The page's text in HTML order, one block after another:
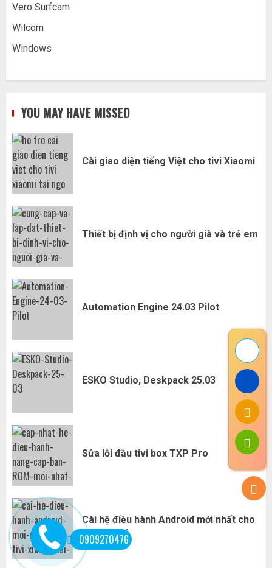
Vero Surfcam
Wilcom
Windows
YOU MAY HAVE MISSED
Cài giao diện tiếng Việt cho tivi Xiaomi
Thiết bị định vị cho người già và trẻ em
Automation Engine 24.03 Pilot
ESKO Studio, Deskpack 25.03
Sửa lỗi đầu tivi box TXP Pro
Cài hệ điều hành Android mới nhất cho
tivi xiaomi
0909270476